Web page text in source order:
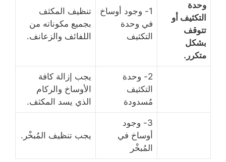
وحدة
التكثيف أو
تتوقف
بشكل
متكرر.
1- وجود أوساخ
في وحدة
التكثيف
تنظيف المكثف
بجميع مكوناته من
اللفائف والزعانف.
2- وحدة
التكثيف
مُسدودة
يجب إزالة كافة
الأوساخ والركام
الذي يسد المكثف.
3- وجود
أوساخ في
المُبخْر
يجب تنظيف المُبخْر.